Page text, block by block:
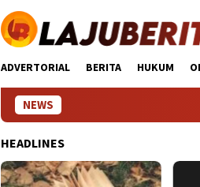
ADVERTORIAL BERITA HUKUM
NEWS
HEADLINES